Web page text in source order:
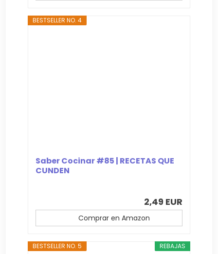
BESTSELLER NO. 4
Saber Cocinar #85 | RECETAS QUE
CUNDEN
2,49 EUR
Comprar en Amazon
REBAJAS
BESTSELLER NO. 5